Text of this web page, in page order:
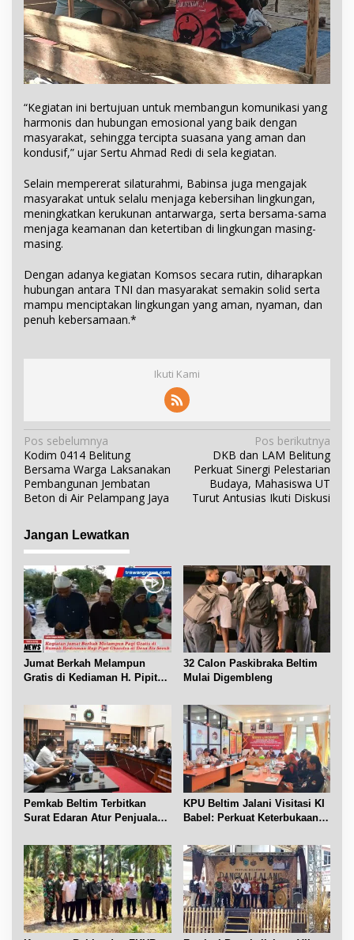
“Kegiatan ini bertujuan untuk membangun komunikasi yang
harmonis dan hubungan emosional yang baik dengan
masyarakat, sehingga tercipta suasana yang aman dan
kondusif,” ujar Sertu Ahmad Redi di sela kegiatan.
Selain mempererat silaturahmi, Babinsa juga mengajak
masyarakat untuk selalu menjaga kebersihan lingkungan,
meningkatkan kerukunan antarwarga, serta bersama-sama
menjaga keamanan dan ketertiban di lingkungan masing-
masing.
Dengan adanya kegiatan Komsos secara rutin, diharapkan
hubungan antara TNI dan masyarakat semakin solid serta
mampu menciptakan lingkungan yang aman, nyaman, dan
penuh kebersamaan.*
Ikuti Kami
N
a
v
i
a
s
i
p
o
s
Pos sebelumnya
Kodim 0414 Belitung
Bersama Warga Laksanakan
Pembangunan Jembatan
Beton di Air Pelampang Jaya
Pos berikutnya
DKB dan LAM Belitung
Perkuat Sinergi Pelestarian
Budaya, Mahasiswa UT
Turut Antusias Ikuti Diskusi
Jangan Lewatkan
Jumat Berkah Melampun
Gratis di Kediaman H. Pipit
32 Calon Paskibraka Beltim
Mulai Digembleng
Pemkab Beltim Terbitkan
Surat Edaran Atur Penjualan
KPU Beltim Jalani Visitasi KI
Babel: Perkuat Keterbukaan